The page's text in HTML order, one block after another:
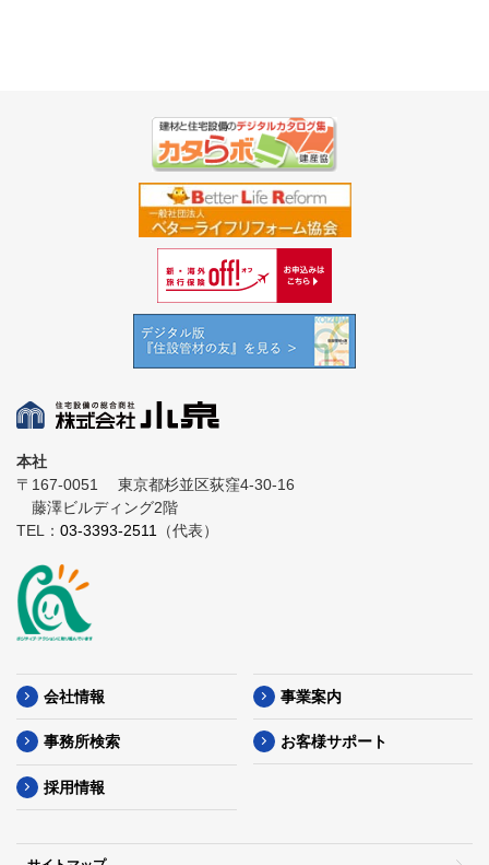
本社
〒167-0051
東京都杉並区荻窪4-30-16
藤澤ビルディング2階
TEL： 03-3393-2511 （代表）
会社情報 事業案内
事務所検索 お客様サポート
採用情報